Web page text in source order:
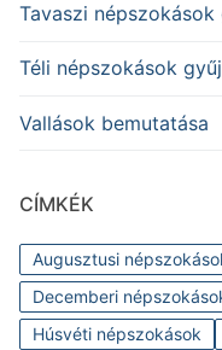
Tavaszi
Téli népszokások
Vallások bemutatása
CÍMKÉK
Augusztusi
Decemberi
Húsvéti népszokások